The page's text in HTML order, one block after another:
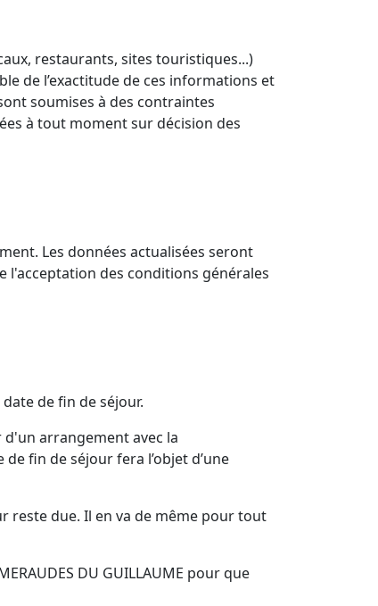
restaurants, sites touristiques...)
de l’exactitude de ces informations et
soumises à des contraintes
à tout moment sur décision des
Les données actualisées seront
l'acceptation des conditions générales
de fin de séjour.
arrangement avec la
fin de séjour fera l’objet d’une
reste due. Il en va de même pour tout
DU GUILLAUME pour que